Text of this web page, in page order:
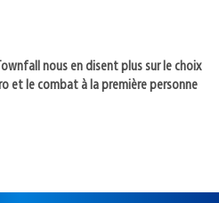
nous en disent plus sur le choix
et le combat à la première personne